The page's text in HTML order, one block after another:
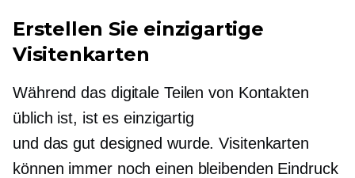
Erstellen Sie einzigartige
Visitenkarten
Während das digitale Teilen von Kontakten
üblich ist, ist es einzigartig
und das gut designed wurde. Visitenkarten
können immer noch einen bleibenden Eindruck